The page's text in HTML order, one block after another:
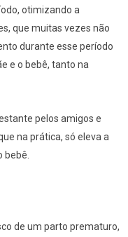
otimizando a
que muitas vezes não
durante esse período
e o bebê, tanto na
pelos amigos e
na prática, só eleva a
bebê.
de um parto prematuro,